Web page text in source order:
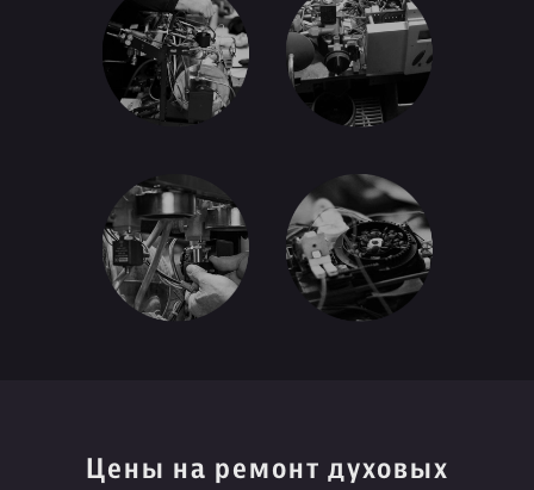
Цены на ремонт духовых